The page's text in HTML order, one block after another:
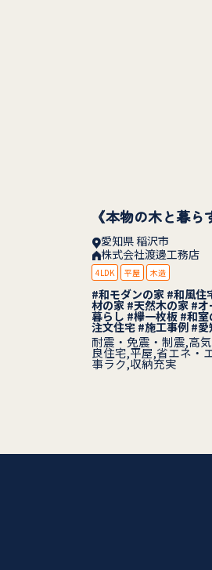
《本物の木と暮ら
愛知県 稲沢市
株式会社渡邊工務店
4LDK 平屋 木造
#和モダンの家 #和風住
材の家 #天然木の家 #
暮らし #欅一枚板 #和
注文住宅 #施工事例 #愛
耐震・免震・制震,高
良住宅,平屋,省エネ・
事ラク,収納充実